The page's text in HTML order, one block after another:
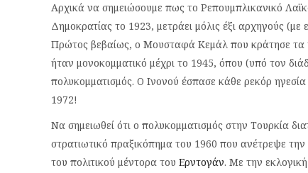
Αρχικά να σημειώσουμε πως το Ρεπουμπλικανικό
Δημοκρατίας το 1923, μετράει μόλις έξι αρχηγούς
Πρώτος βεβαίως, ο Μουσταφά Κεμάλ που κράτησε τα
ήταν μονοκομματικό μέχρι το 1945, όπου (υπό τον
πολυκομματισμός. Ο Ινονού έσπασε κάθε ρεκόρ
1972!
Να σημειωθεί ότι ο πολυκομματισμός στην Τουρκία
στρατιωτικό πραξικόπημα του 1960 που ανέτρεψε
του πολιτικού μέντορα του Ερντογάν. Με την